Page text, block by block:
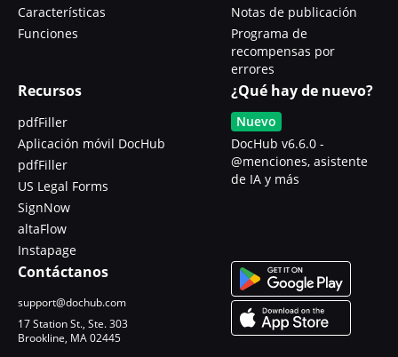
Características
Funciones
Notas de publicación
Programa de
recompensas por
errores
Recursos
pdfFiller
Aplicación móvil DocHub
pdfFiller
US Legal Forms
SignNow
altaFlow
Instapage
¿Qué hay de nuevo?
Nuevo
DocHub v6.6.0 -
@menciones, asistente
de IA y más
Contáctanos
support@dochub.com
17 Station St., Ste. 303
Brookline, MA 02445